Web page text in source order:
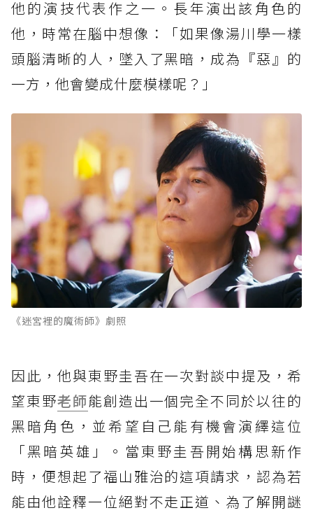
他的演技代表作之一。長年演出該角色的
他，時常在腦中想像：「如果像湯川學一樣
頭腦清晰的人，墜入了黑暗，成為『惡』的
一方，他會變成什麼模樣呢？」
《迷宮裡的魔術師》劇照
因此，他與東野圭吾在一次對談中提及，希
望東野老師能創造出一個完全不同於以往的
黑暗角色，並希望自己能有機會演繹這位
「黑暗英雄」。當東野圭吾開始構思新作
時，便想起了福山雅治的這項請求，認為若
能由他詮釋一位絕對不走正道、為了解開謎